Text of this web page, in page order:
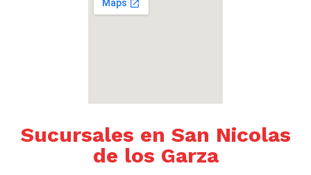
Sucursales en San Nicolas
de los Garza